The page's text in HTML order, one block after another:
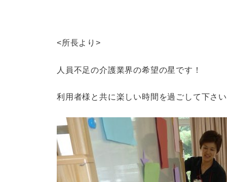
<所長より>
人員不足の介護業界の希望の星です！
利用者様と共に楽しい時間を過ごして下さ